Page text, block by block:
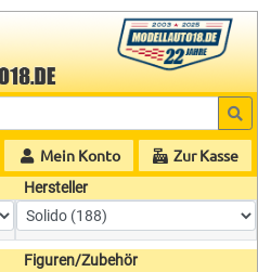
Mein Konto Zur Kasse
Hersteller
Figuren/Zubehör